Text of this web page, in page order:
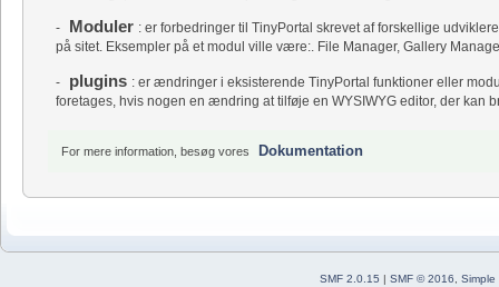
- Moduler : er forbedringer til TinyPortal skrevet af forskellige
på sitet. Eksempler på et modul ville være:. File Manager, Gallery
- plugins : er ændringer i eksisterende TinyPortal funktioner eller
foretages, hvis nogen en ændring at tilføje en WYSIWYG editor, der kan
For mere information, besøg vores Dokumentation
SMF 2.0.15 SMF © 2016, Simple